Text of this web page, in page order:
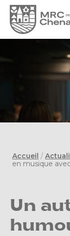
Accueil /
en musique
Un